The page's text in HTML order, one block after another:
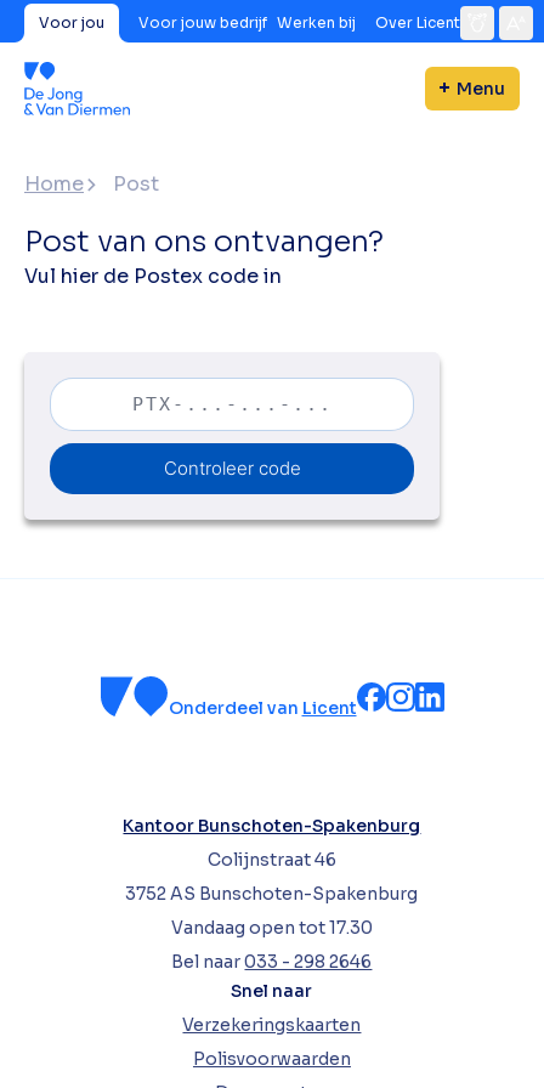
Voor jou Voor jouw bedrijf Werken bij Over Licent
Menu
Home Post
Post van ons ontvangen?
Vul hier de Postex code in
Controleer code
Onderdeel van Licent
Kantoor Bunschoten-Spakenburg
Colijnstraat 46
3752 AS Bunschoten-Spakenburg
Vandaag open tot 17.30
Bel naar033 - 298 2646
Snel naar
Verzekeringskaarten
Polisvoorwaarden